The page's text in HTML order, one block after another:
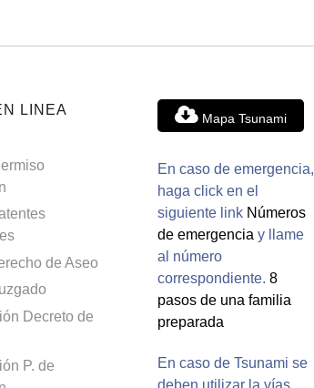
LINEA
de Aseo
Decreto de
P. de
Mapa Tsunami
En caso de emergencia,
haga click en el
siguiente link Números
de emergencia y llame
al número
correspondiente. 8
pasos de una familia
preparada
En caso de Tsunami se
deben utilizar la vías